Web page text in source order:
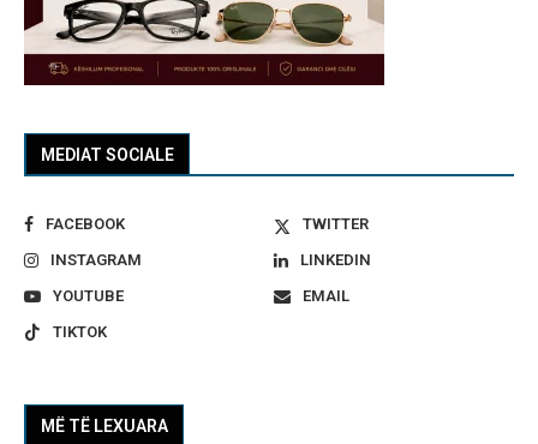
MEDIAT SOCIALE
FACEBOOK
TWITTER
INSTAGRAM
LINKEDIN
YOUTUBE
EMAIL
TIKTOK
MË TË LEXUARA